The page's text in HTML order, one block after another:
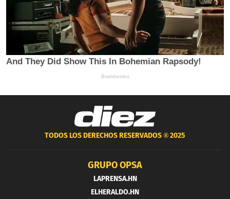
TODOS LOS DERECHOS RESERVADOS ®2025
GRUPO OPSA
LAPRENSA.HN
ELHERALDO.HN